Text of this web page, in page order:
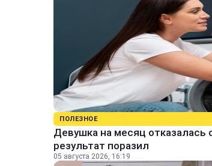
ПОЛЕЗНОЕ
Девушка на месяц отказалась
результат поразил
05 августа 2026, 16:19